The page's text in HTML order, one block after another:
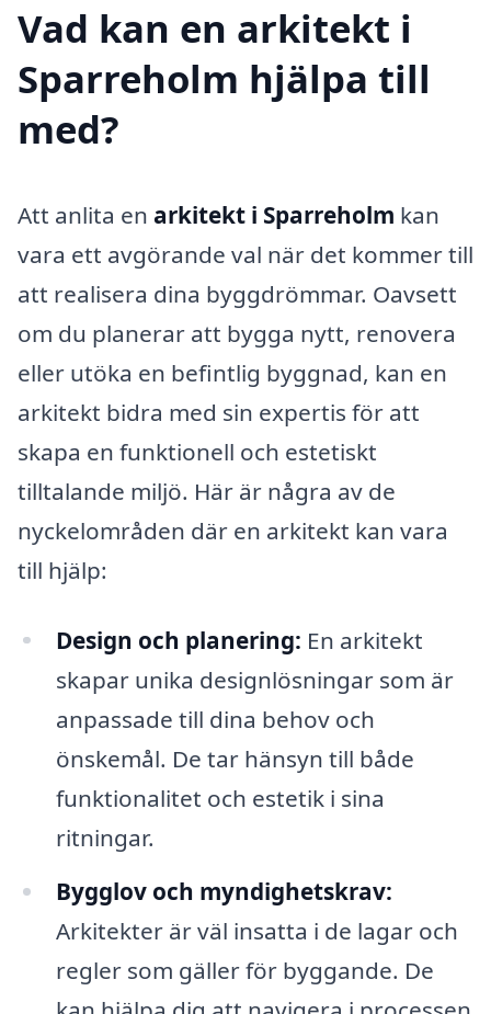
Vad kan en arkitekt i
Sparreholm hjälpa till
med?
Att anlita en arkitekt i Sparreholm kan
vara ett avgörande val när det kommer till
att realisera dina byggdrömmar. Oavsett
om du planerar att bygga nytt, renovera
eller utöka en befintlig byggnad, kan en
arkitekt bidra med sin expertis för att
skapa en funktionell och estetiskt
tilltalande miljö. Här är några av de
nyckelområden där en arkitekt kan vara
till hjälp:
Design och planering: En arkitekt
skapar unika designlösningar som är
anpassade till dina behov och
önskemål. De tar hänsyn till både
funktionalitet och estetik i sina
ritningar.
Bygglov och myndighetskrav:
Arkitekter är väl insatta i de lagar och
regler som gäller för byggande. De